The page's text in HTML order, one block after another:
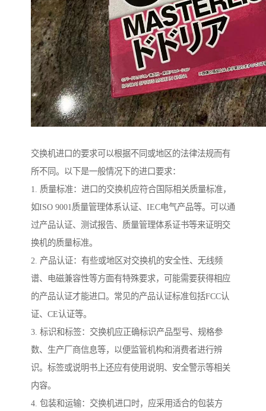
交换机进口的要求可以根据不同或地区的法律法规而有
所不同。以下是一般情况下的进口要求：
1. 质量标准：进口的交换机应符合国际相关质量标准，
如ISO 9001质量管理体系认证、IEC电气产品等。可以通
过产品认证、测试报告、质量管理体系证书等来证明交
换机的质量标准。
2. 产品认证：有些或地区对交换机的安全性、无线频
谱、电磁兼容性等方面有特殊要求，可能需要获得相应
的产品认证才能进口。常见的产品认证标准包括FCC认
证、CE认证等。
3. 标识和标签：交换机应正确标识产品型号、规格参
数、生产厂商信息等，以便监管机构和消费者进行辨
识。标签或说明书上还应有使用说明、安全警示等相关
内容。
4. 包装和运输：交换机进口时，应采用适合的包装方